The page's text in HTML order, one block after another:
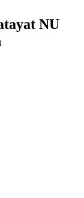
NU